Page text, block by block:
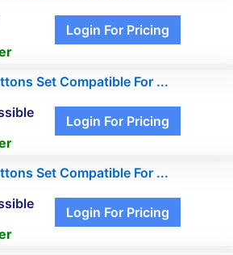
Login For Pricing
Set Compatible For ...
Login For Pricing
Set Compatible For ...
Login For Pricing